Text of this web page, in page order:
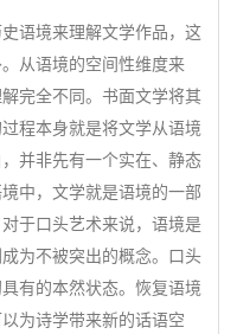
语境来理解文学作品，这
从语境的空间性维度来
完全不同。书面文学将其
程本身就是将文学从语境
并非先有一个实在、静态
中，文学就是语境的一部
于口头艺术来说，语境是
为不被突出的概念。口头
有的本然状态。恢复语境
为诗学带来新的话语空